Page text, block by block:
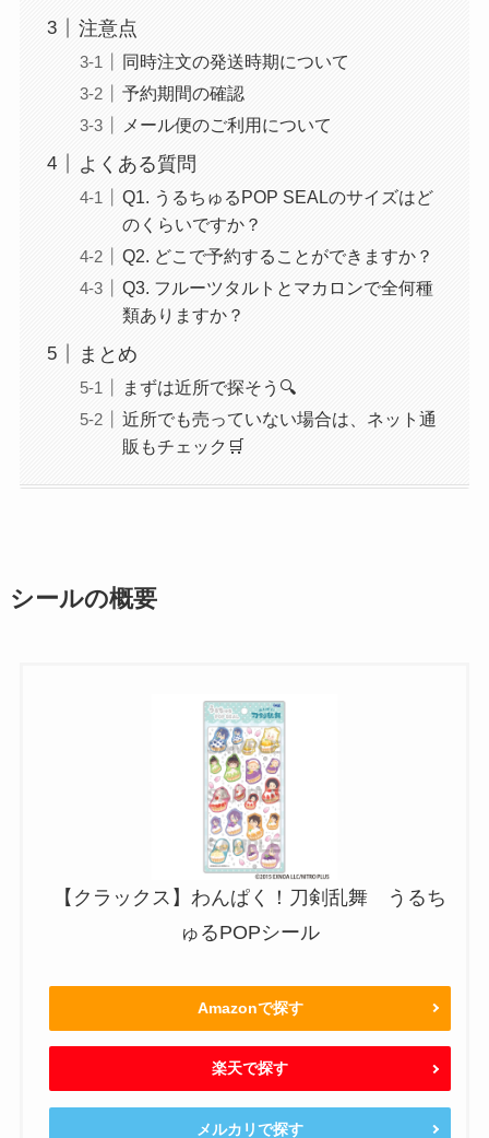
注意点
同時注文の発送時期について
予約期間の確認
メール便のご利用について
よくある質問
Q1. うるちゅるPOP SEALのサイズはど
のくらいですか？
Q2. どこで予約することができますか？
Q3. フルーツタルトとマカロンで全何種
類ありますか？
まとめ
まずは近所で探そう🔍
近所でも売っていない場合は、ネット通
販もチェック🛒
シールの概要
【クラックス】わんぱく！刀剣乱舞 うるち
ゅるPOPシール
Amazonで探す
楽天で探す
メルカリで探す